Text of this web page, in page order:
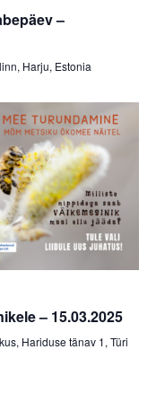
–
Harju, Estonia
– 15.03.2025
Hariduse tänav 1, Türi